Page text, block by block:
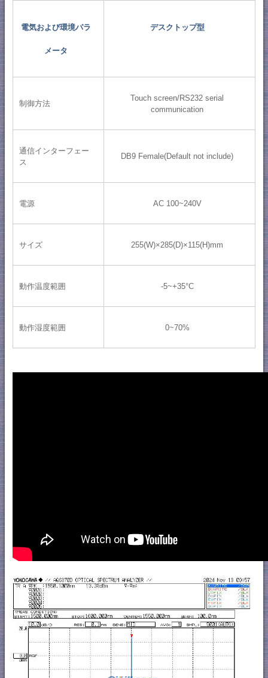
電気および環境パラ
メータ
デスクトップ型
制御方法
Touch screen/RS232 serial
communication
通信インターフェー
ス
DB9 Female(Default not include)
電源 AC 100~240V
サイズ 255(W)×285(D)×115(H)mm
動作温度範囲 -5~+35°C
動作湿度範囲 0~70%